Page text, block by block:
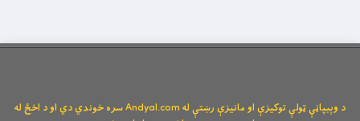
د وېبپاڼې ټولې توکیزې او مانیزې رښتې له Andyal.com سره خوندي دي او د اخځ له